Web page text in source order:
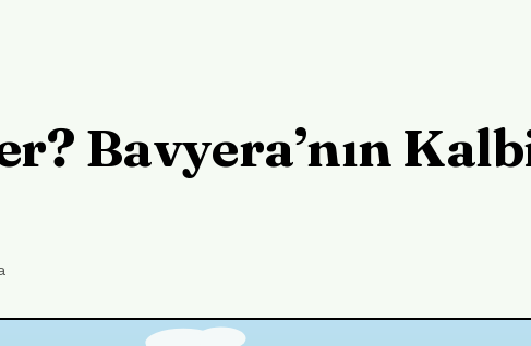
Bavyera’nın